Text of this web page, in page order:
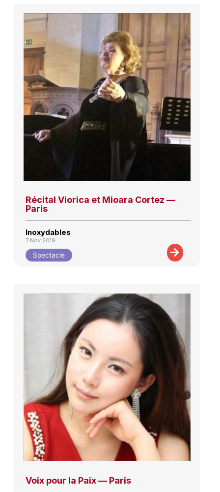
Récital Viorica et Mioara Cortez —
Paris
Inoxydables
7 Nov 2019
Spectacle
Voix pour la Paix — Paris